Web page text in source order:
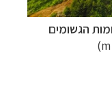
בין 10 המקומות הגשומים